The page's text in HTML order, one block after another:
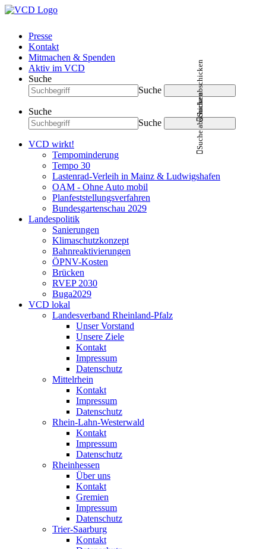
Presse
Kontakt
Mitmachen & Spenden
Aktiv im VCD
Suche
Suche
Suche abschicken
Suche
Suche
Suche abschicken
VCD wirkt!
Tempominderung
Tempo 30
Lastenrad-Verleih in Mainz & Ludwigshafen
OAM - Ohne Auto mobil
Planfeststellungsverfahren
Bundesgartenschau 2029
Landespolitik
Sanierungen
Klimaschutzkonzept
Bahnreaktivierungen
ÖPNV-Kosten
Brücken
RVEP 2030
Buga2029
VCD lokal
Landesverband Rheinland-Pfalz
Unser Vorstand
Unsere Ziele
Kontakt
Impressum
Datenschutz
Mittelrhein
Kontakt
Impressum
Datenschutz
Rhein-Lahn-Westerwald
Kontakt
Impressum
Datenschutz
Rheinhessen
Über uns
Kontakt
Gremien
Impressum
Datenschutz
Trier-Saarburg
Kontakt